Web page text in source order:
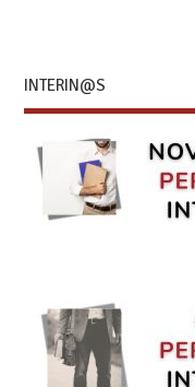
INTERIN@S